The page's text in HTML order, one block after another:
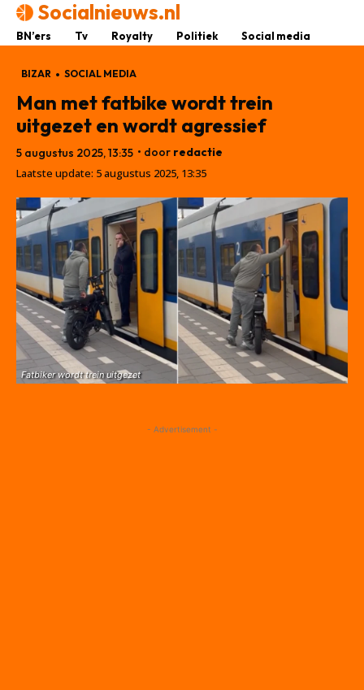
Socialnieuws.nl
BN’ers Tv Royalty Politiek Social media
BIZAR SOCIAL MEDIA
Man met fatbike wordt trein
uitgezet en wordt agressief
5 augustus 2025, 13:35 • door redactie
Laatste update: 5 augustus 2025, 13:35
Fatbiker wordt trein uitgezet
- Advertisement -